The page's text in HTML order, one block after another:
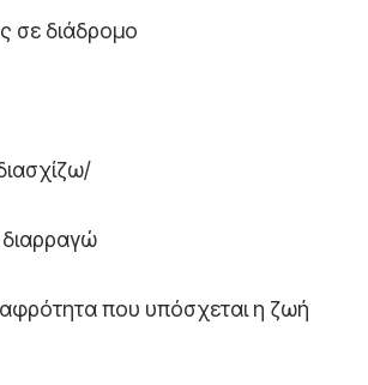
σε διάδρομο
που υπόσχεται η ζωή